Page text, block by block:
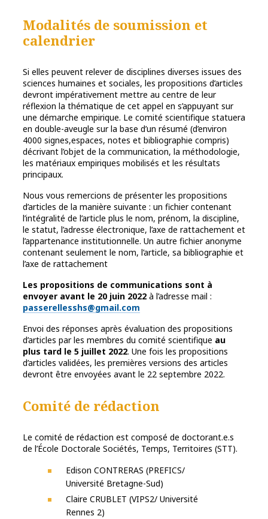
Modalités de soumission et
calendrier
Si elles peuvent relever de disciplines diverses issues des
sciences humaines et sociales, les propositions d’articles
devront impérativement mettre au centre de leur
réflexion la thématique de cet appel en s’appuyant sur
une démarche empirique. Le comité scientifique statuera
en double-aveugle sur la base d’un résumé (d’environ
4000 signes,espaces, notes et bibliographie compris)
décrivant l’objet de la communication, la méthodologie,
les matériaux empiriques mobilisés et les résultats
principaux.
Nous vous remercions de présenter les propositions
d’articles de la manière suivante : un fichier contenant
l’intégralité de l’article plus le nom, prénom, la discipline,
le statut, l’adresse électronique, l’axe de rattachement et
l’appartenance institutionnelle. Un autre fichier anonyme
contenant seulement le nom, l’article, sa bibliographie et
l’axe de rattachement
Les propositions de communications sont à
envoyer avant le 20 juin 2022 à l’adresse mail :
passerellesshs@gmail.com
Envoi des réponses après évaluation des propositions
d’articles par les membres du comité scientifique au
plus tard le 5 juillet 2022. Une fois les propositions
d’articles validées, les premières versions des articles
devront être envoyées avant le 22 septembre 2022.
Comité de rédaction
Le comité de rédaction est composé de doctorant.e.s
de l’École Doctorale Sociétés, Temps, Territoires (STT).
Edison CONTRERAS (PREFICS/
Université Bretagne-Sud)
Claire CRUBLET (VIPS2/ Université
Rennes 2)